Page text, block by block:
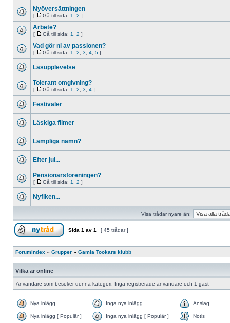
Nyöversättningen
[ Gå till sida: 1 2 ]
Arbete?
[ Gå till sida: 1 2 ]
Vad gör ni av passionen?
[ Gå till sida: 1 2 3 4 5 ]
Läsupplevelse
Tolerant omgivning?
[ Gå till sida: 1 2 3 4 ]
Festivaler
Läskiga filmer
Lämpliga namn?
Efter jul...
Pensionärsföreningen?
[ Gå till sida: 1 2 ]
Nyfiken...
Visa trådar nyare än:
Sida 1 av 1 [ 45 trådar ]
Forumindex » Grupper » Gamla Tookars klubb
Vilka är online
Användare som besöker denna kategori: Inga registrerade användare och 1 gäst
Nya inlägg Inga nya inlägg Anslag
Nya inlägg [ Populär ] Inga nya inlägg [ Populär ] Notis